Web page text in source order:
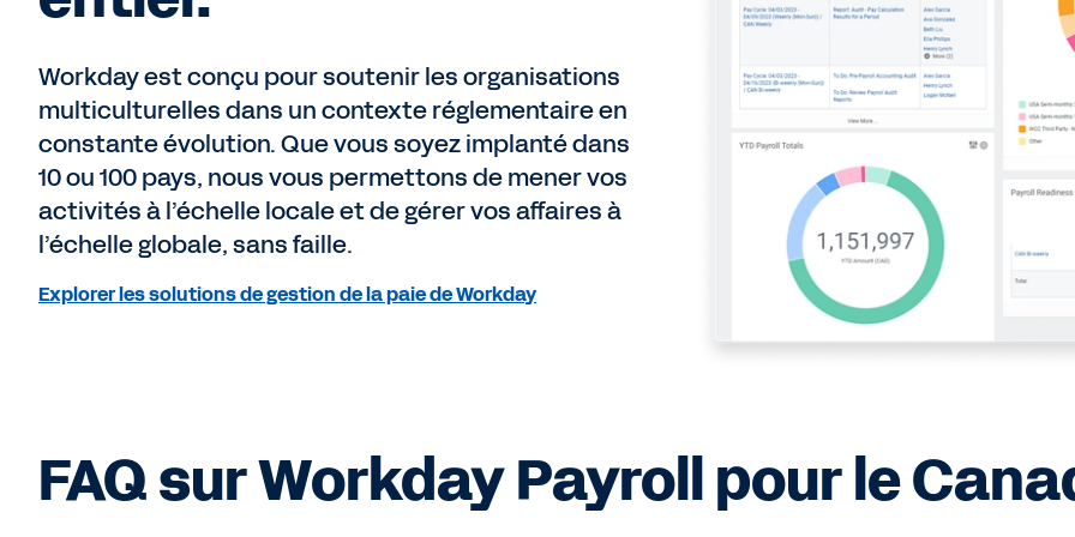
Workday est conçu pour soutenir les organisations
multiculturelles dans un contexte réglementaire en
constante évolution. Que vous soyez implanté dans
10 ou 100 pays, nous vous permettons de mener vos
activités à l’échelle locale et de gérer vos affaires à
l’échelle globale, sans faille.
Explorer les solutions de gestion de la paie de Workday
FAQ sur Workday Payroll pour le